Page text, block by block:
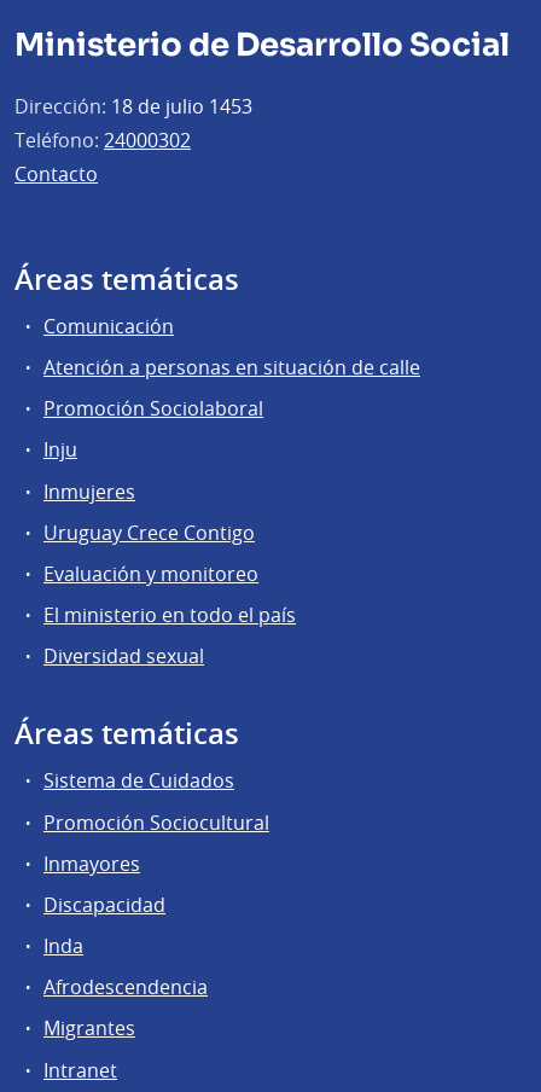
Ministerio de Desarrollo Social
Dirección: 18 de julio 1453
Teléfono: 24000302
Contacto
Áreas temáticas
Comunicación
Atención a personas en situación de calle
Promoción Sociolaboral
Inju
Inmujeres
Uruguay Crece Contigo
Evaluación y monitoreo
El ministerio en todo el país
Diversidad sexual
Áreas temáticas
Sistema de Cuidados
Promoción Sociocultural
Inmayores
Discapacidad
Inda
Afrodescendencia
Migrantes
Intranet